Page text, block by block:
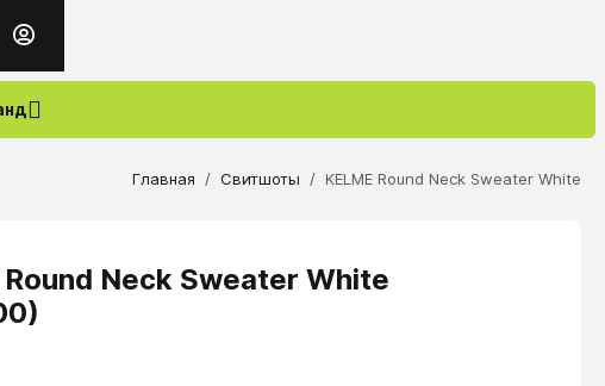
Главная Свитшоты KELME Round Neck Sweater White
Neck Sweater White